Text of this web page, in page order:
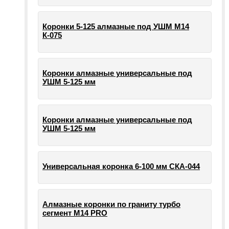
Коронки 5-125 алмазные под УШМ М14
К-075
Коронки алмазные универсальные под
УШМ 5-125 мм
Коронки алмазные универсальные под
УШМ 5-125 мм
Универсальная коронка 6-100 мм СКА-044
Алмазные коронки по граниту турбо
сегмент М14 PRO